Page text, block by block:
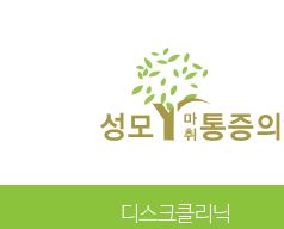
디스크클리닉